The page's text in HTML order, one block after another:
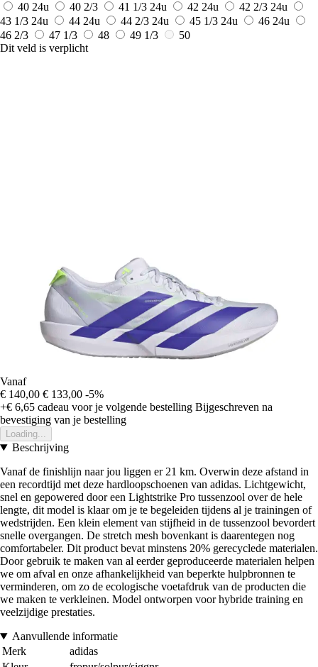
40 24u 40 2/3 41 1/3 24u 42 24u 42 2/3 24u
43 1/3 24u 44 24u 44 2/3 24u 45 1/3 24u 46 24u
46 2/3
47 1/3 48 49 1/3
50
Dit veld is verplicht
Vanaf
€ 140,00 € 133,00 -5%
+€ 6,65 cadeau voor je volgende bestelling Bijgeschreven na
bevestiging van je bestelling
Loading...
Beschrijving
Vanaf de finishlijn naar jou liggen er 21 km. Overwin deze afstand in
een recordtijd met deze hardloopschoenen van adidas. Lichtgewicht,
snel en gepowered door een Lightstrike Pro tussenzool over de hele
lengte, dit model is klaar om je te begeleiden tijdens al je trainingen of
wedstrijden. Een klein element van stijfheid in de tussenzool bevordert
snelle overgangen. De stretch mesh bovenkant is daarentegen nog
comfortabeler. Dit product bevat minstens 20% gerecyclede materialen.
Door gebruik te maken van al eerder geproduceerde materialen helpen
we om afval en onze afhankelijkheid van beperkte hulpbronnen te
verminderen, om zo de ecologische voetafdruk van de producten die
we maken te verkleinen. Model ontworpen voor hybride training en
veelzijdige prestaties.
Aanvullende informatie
Merk
adidas